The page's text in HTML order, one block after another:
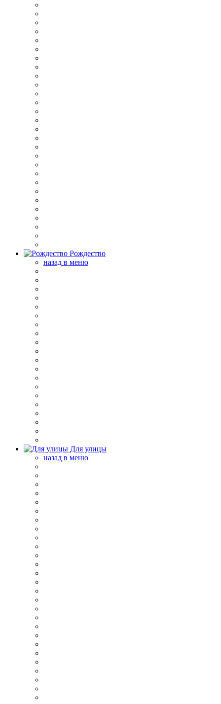
Рождество
назад в меню
Для улицы
назад в меню